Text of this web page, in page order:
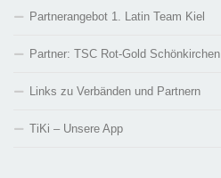
Partnerangebot 1. Latin Team Kiel
Partner: TSC Rot-Gold Schönkirchen
Links zu Verbänden und Partnern
TiKi – Unsere App